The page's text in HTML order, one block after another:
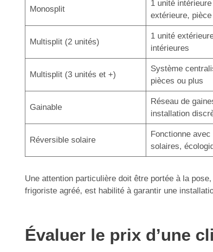
Monosplit
1 unité
extérieure, pièce
Multisplit (2 unités)
1 unité
intérieures
Multisplit (3 unités et +)
Système
pièces ou plus
Gainable
Réseau de
installation
Réversible solaire
Fonctionne avec
solaires,
Une attention particulière doit être portée à la
frigoriste agréé, est habilité à garantir une
Évaluer le prix d’une